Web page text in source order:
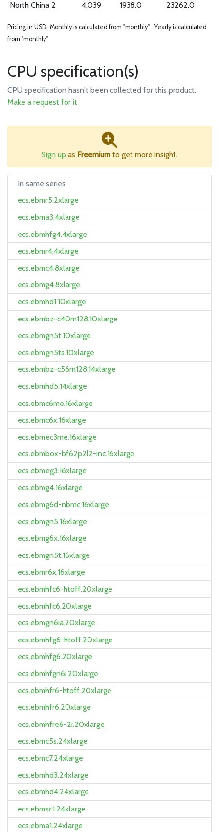
North China 2
4.039 1938.0 23262.0
Pricing in USD. Monthly is calculated from "monthly" . Yearly is calculated
from "monthly" .
CPU specification(s)
CPU specification hasn't been collected for this product.
Make a request for it
Sign up as Freemium to get more insight.
In same series
ecs.ebmr5.2xlarge
ecs.ebma3.4xlarge
ecs.ebmhfg4.4xlarge
ecs.ebmr4.4xlarge
ecs.ebmc4.8xlarge
ecs.ebmg4.8xlarge
ecs.ebmhd1.10xlarge
ecs.ebmbz-c40m128.10xlarge
ecs.ebmgn5t.10xlarge
ecs.ebmgn5ts.10xlarge
ecs.ebmbz-c56m128.14xlarge
ecs.ebmhd5.14xlarge
ecs.ebmc6me.16xlarge
ecs.ebmc6x.16xlarge
ecs.ebmec3me.16xlarge
ecs.ebmbox-bf62p2l2-inc.16xlarge
ecs.ebmeg3.16xlarge
ecs.ebmg4.16xlarge
ecs.ebmg6d-nbmc.16xlarge
ecs.ebmgn5.16xlarge
ecs.ebmg6x.16xlarge
ecs.ebmgn5t.16xlarge
ecs.ebmr6x.16xlarge
ecs.ebmhfc6-htoff.20xlarge
ecs.ebmhfc6.20xlarge
ecs.ebmgn6ia.20xlarge
ecs.ebmhfg6-htoff.20xlarge
ecs.ebmhfg6.20xlarge
ecs.ebmhfgn6i.20xlarge
ecs.ebmhfr6-htoff.20xlarge
ecs.ebmhfr6.20xlarge
ecs.ebmhfre6-2i.20xlarge
ecs.ebmc5s.24xlarge
ecs.ebmc7.24xlarge
ecs.ebmhd3.24xlarge
ecs.ebmhd4.24xlarge
ecs.ebmsc1.24xlarge
ecs.ebma1.24xlarge